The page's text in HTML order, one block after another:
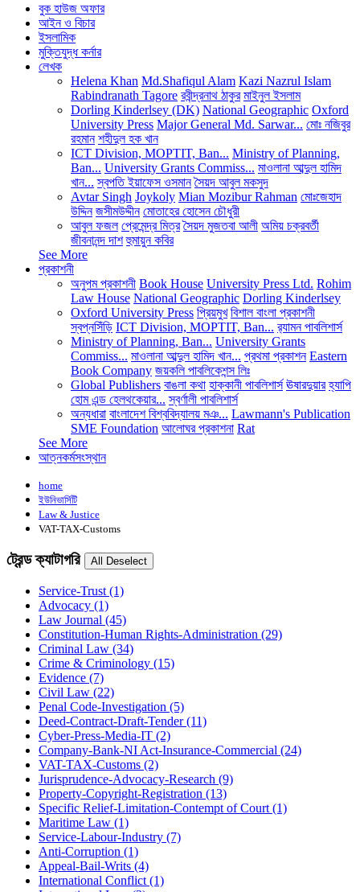
বুক হাউজ অফার
আইন ও বিচার
ইসলামিক
মুক্তিযুদ্ধ কর্নার
লেখক
Helena Khan Md.Shafiqul Alam Kazi Nazrul Islam
Rabindranath Tagore রবীন্দ্রনাথ ঠাকুর মাইনুল ইসলাম
Dorling Kinderlsey (DK) National Geographic Oxford
University Press Major General Md. Sarwar... মোঃ নজিবুর
রহমান শহীদুল হক খান
ICT Division, MOPTIT, Ban... Ministry of Planning,
Ban... University Grants Commiss... মাওলানা আব্দুল হামিদ
খান... স্বপতি ইয়াফেস ওসমান সৈয়দ আবুল মকসুদ
Avtar Singh Joykoly Mian Mozibur Rahman মোঃজেহাদ
উদ্দিন জসীমউদ্দীন মোতাহের হোসেন চৌধুরী
আবুল ফজল প্রেমেন্দ্র মিত্র সৈয়দ মুজতবা আলী অমিয় চক্রবর্তী
জীবনানন্দ দাশ হুমায়ুন কবির
See More
প্রকাশনী
অনুপম প্রকাশনী Book House University Press Ltd. Rohim
Law House National Geographic Dorling Kinderlsey
Oxford University Press প্রিয়মুখ বিশাল বাংলা প্রকাশনী
স্বপ্নসিঁড়ি ICT Division, MOPTIT, Ban... র‍্যামন পাবলিশার্স
Ministry of Planning, Ban... University Grants
Commiss... মাওলানা আব্দুল হামিদ খান... প্রথমা প্রকাশন Eastern
Book Company জয়কলি পাবলিকেশন্স লিঃ
Global Publishers বাঙলা কথা হাক্কানী পাবলিশার্স ঊষারদুয়ার হ্যাপি
হোম এন্ড হেলথকেয়ার... স্বর্ণালী পাবলিশার্স
অন্যধারা বাংলাদেশ বিশ্ববিদ্যালয় মঞ... Lawmann's Publication
SME Foundation আলোঘর প্রকাশনা Rat
See More
আত্নকর্মসংস্থান
home
ইউনিভার্সিটি
Law & Justice
VAT-TAX-Customs
ট্রেন্ড ক্যাটাগরি
Service-Trust (1)
Advocacy (1)
Law Journal (45)
Constitution-Human Rights-Administration (29)
Criminal Law (34)
Crime & Criminology (15)
Evidence (7)
Civil Law (22)
Penal Code-Investigation (5)
Deed-Contract-Draft-Tender(11)
Cyber-Press-Media-IT (2)
Company-Bank-NI Act-Insurance-Commercial (24)
VAT-TAX-Customs (2)
Jurisprudence-Advocacy-Research (9)
Property-Copyright-Registration (13)
Specific Relief-Limitation-Contempt of Court (1)
Maritime Law (1)
Service-Labour-Industry (7)
Anti-Corruption (1)
Appeal-Bail-Writs (4)
International Conflict (1)